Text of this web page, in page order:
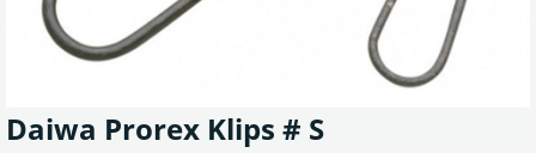
Daiwa Prorex Klips # S